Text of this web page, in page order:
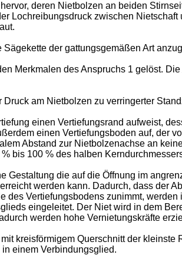
deren Nietbolzen an beiden
Lochreibungsdruck zwischen
der gattungsgemäßen Art
Merkmalen des Anspruchs 1 gelöst.
am Nietbolzen zu verringerter
einen Vertiefungsrand aufweist,
einen Vertiefungsboden auf, der
Abstand zur Nietbolzenachse an
bis 100 % des halben
Gestaltung die auf die Öffnung im
werden kann. Dadurch, dass der
des Vertiefungsbodens zunimmt,
eingeleitet. Der Niet wird in dem
werden hohe Vernietungskräfte
kreisförmigem Querschnitt der
einem Verbindungsglied.